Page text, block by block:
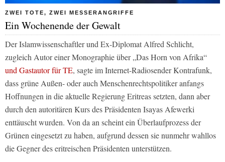
ZWEI TOTE, ZWEI MESSERANGRIFFE
Ein Wochenende der Gewalt
Der Islamwissenschaftler und Ex-Diplomat Alfred Schlicht,
zugleich Autor einer Monographie über „Das Horn von Afrika“
und Gastautor für TE, sagte im Internet-RadiosenderKontrafunk,
dass grüne Außen- oder auch Menschenrechtspolitiker anfangs
Hoffnungen in die aktuelle Regierung Eritreas setzten, dann aber
durch den autoritären Kurs des Präsidenten Isayas Afewerki
enttäuscht wurden. Von da an scheint ein Überlaufprozess der
Grünen eingesetzt zu haben, aufgrund dessen sie nunmehr wahllos
die Gegner des eritreischen Präsidenten unterstützen.